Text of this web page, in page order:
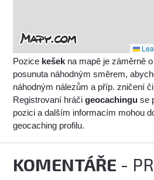
Pozice kešek na mapě je záměrně
posunuta náhodným směrem,
náhodným nálezům a příp. zničení
Registrovaní hráčigeocachingu se
pozici a dalším informacím mohou
geocaching profilu.
KOMENTÁŘE -